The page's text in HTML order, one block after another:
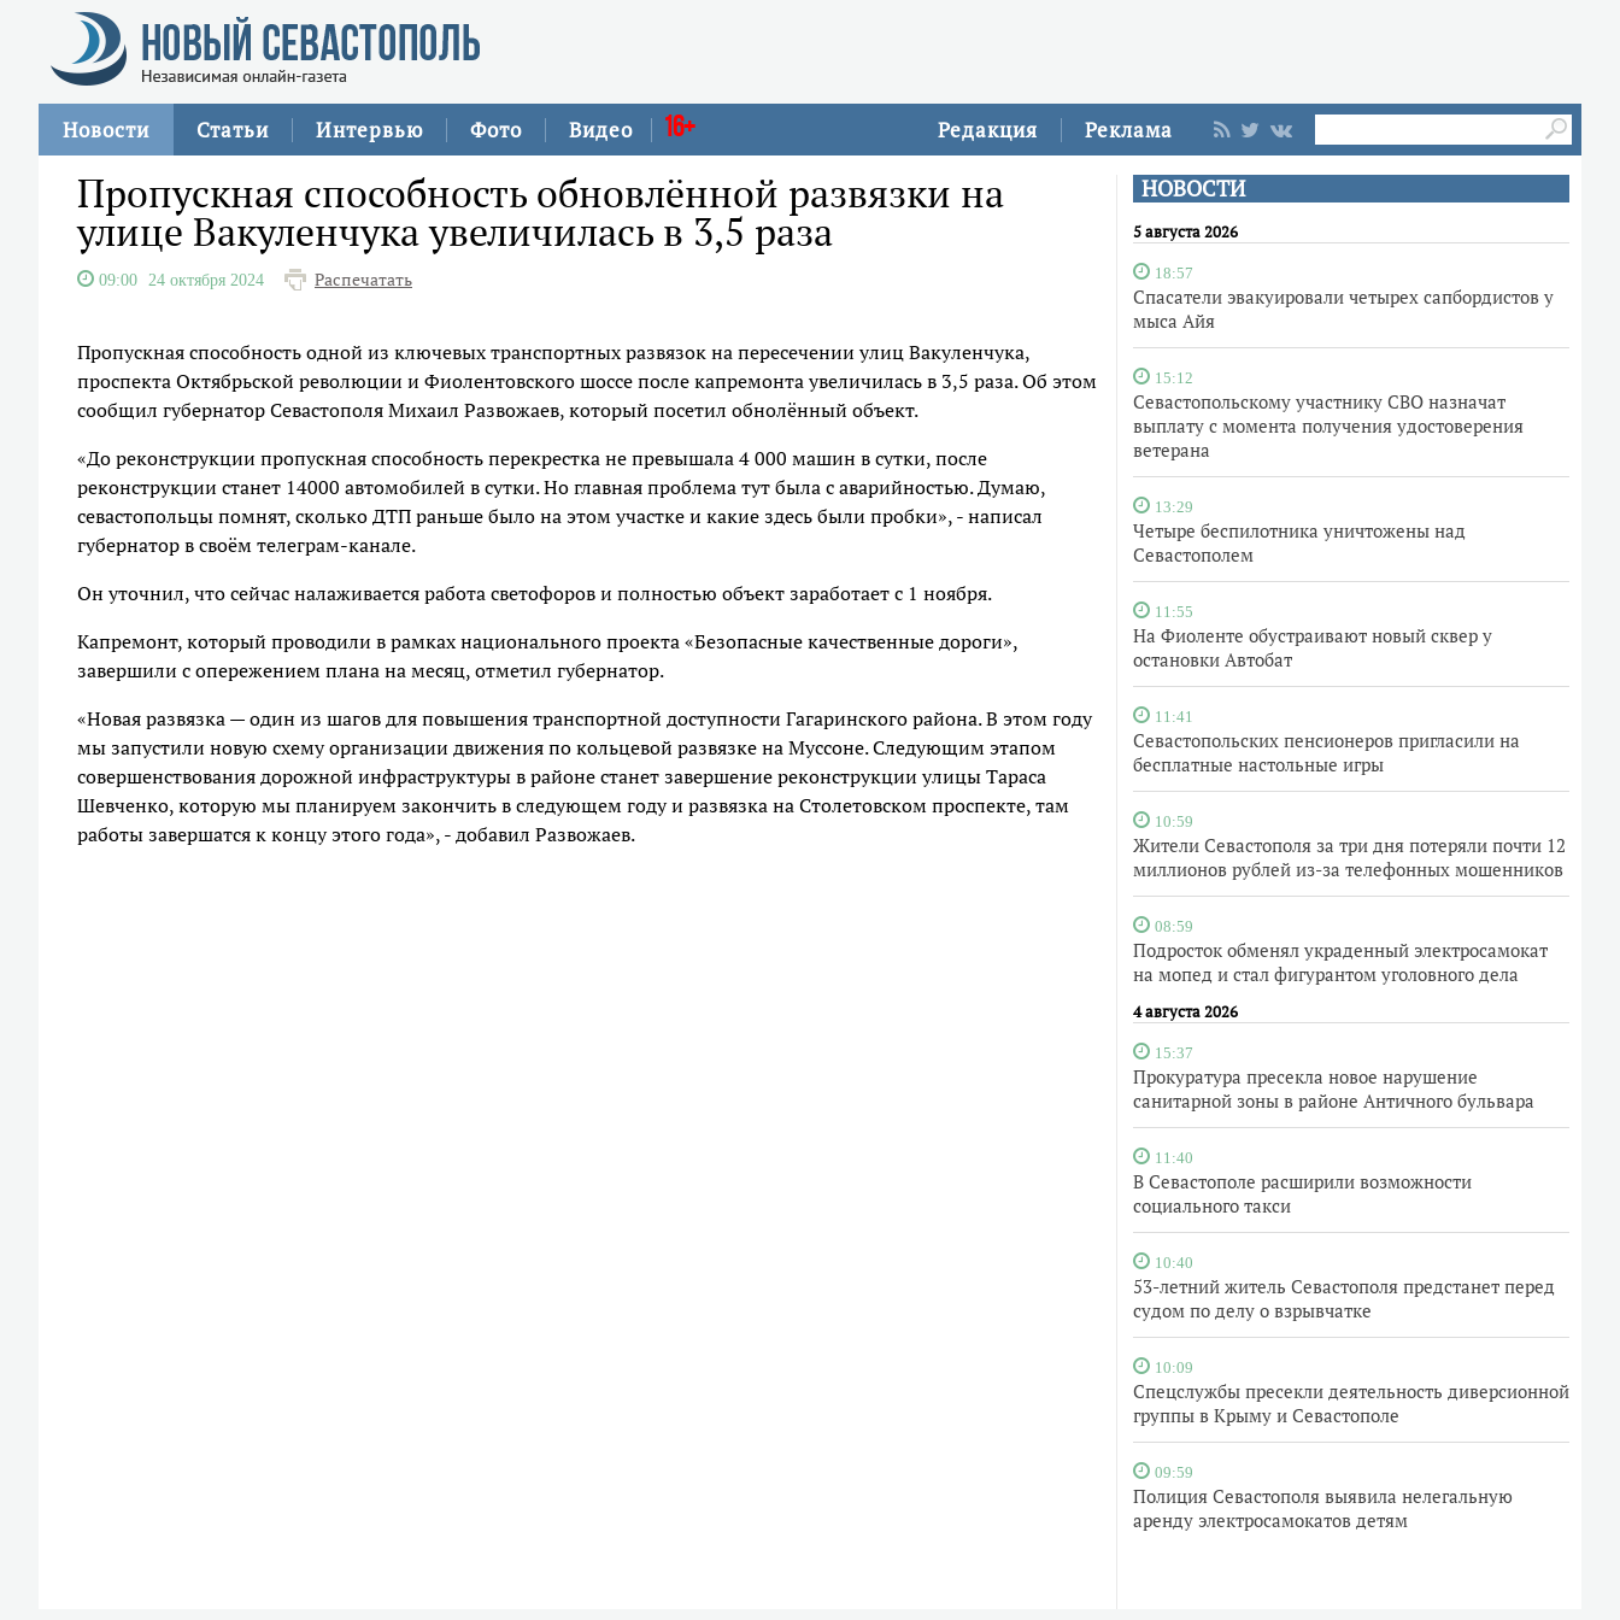
Редакция Реклама
Новости Статьи Интервью Фото Видео 16+
НОВОСТИ
5 августа 2026
18:57
Спасатели эвакуировали четырех сапбордистов у
мыса Айя
15:12
Севастопольскому участнику СВО назначат
выплату с момента получения удостоверения
ветерана
13:29
Четыре беспилотника уничтожены над
Севастополем
11:55
На Фиоленте обустраивают новый сквер у
остановки Автобат
11:41
Севастопольских пенсионеров пригласили на
бесплатные настольные игры
10:59
Жители Севастополя за три дня потеряли почти 12
миллионов рублей из-за телефонных мошенников
08:59
Подросток обменял украденный электросамокат
на мопед и стал фигурантом уголовного дела
4 августа 2026
15:37
Прокуратура пресекла новое нарушение
санитарной зоны в районе Античного бульвара
11:40
В Севастополе расширили возможности
социального такси
10:40
53-летний житель Севастополя предстанет перед
судом по делу о взрывчатке
10:09
Спецслужбы пресекли деятельность диверсионной
группы в Крыму и Севастополе
09:59
Полиция Севастополя выявила нелегальную
аренду электросамокатов детям
Пропускная способность обновлённой развязки на
улице Вакуленчука увеличилась в 3,5 раза
09:00 24 октября 2024 Распечатать
Пропускная способность одной из ключевых транспортных развязок на пересечении улиц Вакуленчука,
проспекта Октябрьской революции и Фиолентовского шоссе после капремонта увеличилась в 3,5 раза. Об этом
сообщил губернатор Севастополя Михаил Развожаев, который посетил обнолённый объект.
«До реконструкции пропускная способность перекрестка не превышала 4 000 машин в сутки, после
реконструкции станет 14000 автомобилей в сутки. Но главная проблема тут была с аварийностью. Думаю,
севастопольцы помнят, сколько ДТП раньше было на этом участке и какие здесь были пробки», - написал
губернатор в своём телеграм-канале.
Он уточнил, что сейчас налаживается работа светофоров и полностью объект заработает с 1 ноября.
Капремонт, который проводили в рамках национального проекта «Безопасные качественные дороги»,
завершили с опережением плана на месяц, отметил губернатор.
«Новая развязка — один из шагов для повышения транспортной доступности Гагаринского района. В этом году
мы запустили новую схему организации движения по кольцевой развязке на Муссоне. Следующим этапом
совершенствования дорожной инфраструктуры в районе станет завершение реконструкции улицы Тараса
Шевченко, которую мы планируем закончить в следующем году и развязка на Столетовском проспекте, там
работы завершатся к концу этого года», - добавил Развожаев.